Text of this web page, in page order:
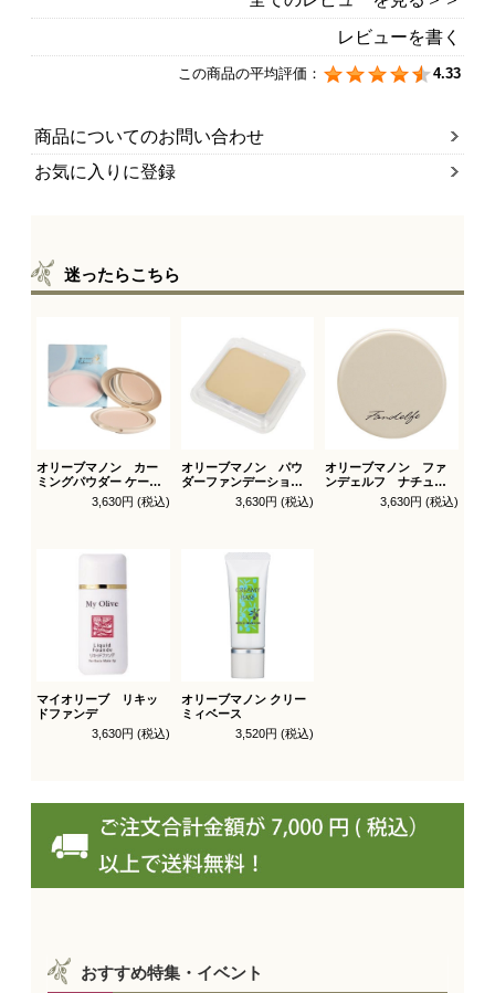
レビューを書く
この商品の平均評価： 4.33
商品についてのお問い合わせ
お気に入りに登録
迷ったらこちら
オリーブマノン カー
ミングパウダー ケース
付（パフ1枚付）3,630円 (税込)
オリーブマノン パウ
ダーファンデーション
レフィル（スポンジ
3,630円 (税込)
オリーブマノン ファ
ンデェルフ ナチュラ
ルパウダー3,630円 (税込)
マイオリーブ リキッ
ドファンデ
3,630円 (税込)
オリーブマノン クリー
ミィベース
3,520円 (税込)